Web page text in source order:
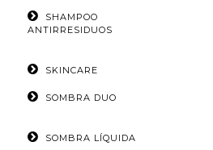
SHAMPOO
ANTIRRESIDUOS
SKINCARE
SOMBRA DUO
SOMBRA LÍQUIDA